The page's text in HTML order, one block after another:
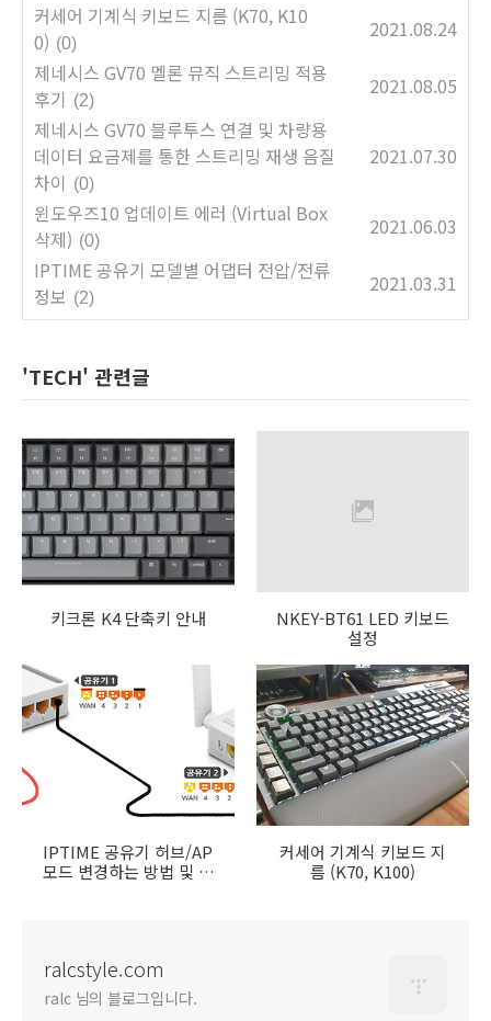
커세어 기계식 키보드 지름 (K70, K10
0) (0)
2021.08.24
제네시스 GV70 멜론 뮤직 스트리밍 적용
후기 (2)
2021.08.05
제네시스 GV70 블루투스 연결 및 차량용
데이터 요금제를 통한 스트리밍 재생 음질
차이 (0)
2021.07.30
윈도우즈10 업데이트 에러 (Virtual Box
삭제) (0)
2021.06.03
IPTIME 공유기 모델별 어댑터 전압/전류
정보 (2)
2021.03.31
'TECH' 관련글
키크론 K4 단축키 안내
NKEY-BT61 LED 키보드
설정
IPTIME 공유기 허브/AP
모드 변경하는 방법 및 주
커세어 기계식 키보드 지
름 (K70, K100)
ralcstyle.com
ralc 님의 블로그입니다.